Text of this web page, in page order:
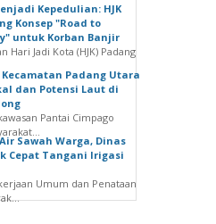
Kepedulian: HJK
Konsep "Road to
untuk Korban Banjir
Hari Jadi Kota (HJK) Padang
Kecamatan Padang Utara
dan Potensi Laut di
Pantai Cimpago
Sawah Warga, Dinas
Cepat Tangani Irigasi
Umum dan Penataan